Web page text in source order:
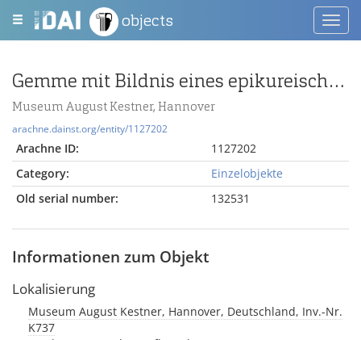
objects
Gemme mit Bildnis eines epikureischen Philosophen
Museum August Kestner, Hannover
arachne.dainst.org/entity/1127202
Arachne ID:
1127202
Category:
Einzelobjekte
Old serial number:
132531
Informationen zum Objekt
Lokalisierung
Museum August Kestner, Hannover, Deutschland, Inv.-Nr.
K737